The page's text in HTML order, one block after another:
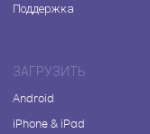
Поддержка
ЗАГРУЗИТЬ
Android
iPhone & iPad